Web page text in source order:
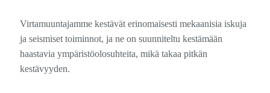
Virtamuuntajamme kestävät erinomaisesti mekaanisia iskuja
ja seismiset toiminnot, ja ne on suunniteltu kestämään
haastavia ympäristöolosuhteita, mikä takaa pitkän
kestävyyden.